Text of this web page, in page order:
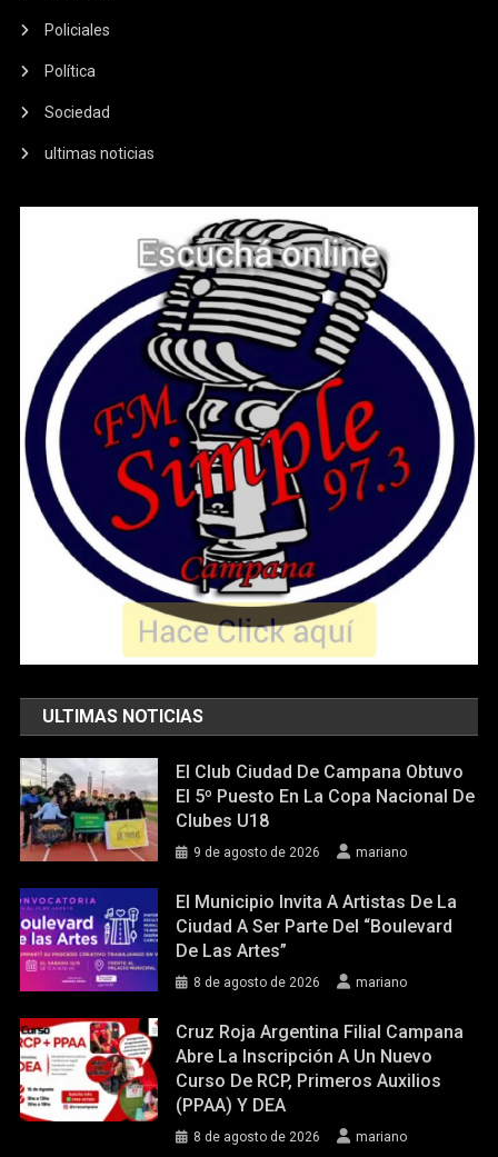
Policiales
Política
Sociedad
ultimas noticias
ULTIMAS NOTICIAS
El Club Ciudad De Campana Obtuvo
El 5º Puesto En La Copa Nacional De
Clubes U18
9 de agosto de 2026 mariano
El Municipio Invita A Artistas De La
Ciudad A Ser Parte Del “Boulevard
De Las Artes”
8 de agosto de 2026 mariano
Cruz Roja Argentina Filial Campana
Abre La Inscripción A Un Nuevo
Curso De RCP, Primeros Auxilios
(PPAA) Y DEA
8 de agosto de 2026 mariano